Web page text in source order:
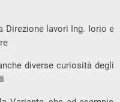
Direzione lavori Ing. Iorio e
diverse curiosità degli